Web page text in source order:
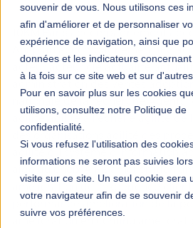
souvenir de vous. Nous utilisons ces
afin d'améliorer et de personnaliser
expérience de navigation, ainsi que
données et les indicateurs
à la fois sur ce site web et sur
Pour en savoir plus sur les cookies
utilisons, consultez notre Politique de
confidentialité.
Si vous refusez l'utilisation des
informations ne seront pas suivies
visite sur ce site. Un seul cookie sera
votre navigateur afin de se souvenir
suivre vos préférences.
10KM Paris accompagnement
Anaplan accompagnement IFS
acteuracteur clé actualité
administration des ventes
nationale de la rechercheAgents
agilité agilité à l'échelle agilité de
des organisations
agilité du système d'information
aide au choix AIFE amélioration
amélioration de l'expérience client
performanceamélioration de la
amélioration en continu